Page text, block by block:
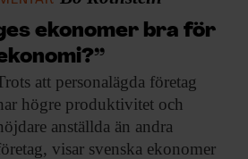
ekonomer bra för
att personalägda företag
högre produktivitet och
anställda än andra
visar svenska ekonomer